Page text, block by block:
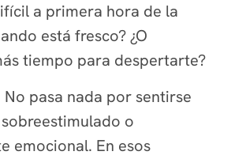
a primera hora de la
está fresco? ¿O
tiempo para despertarte?
No pasa nada por sentirse
o
emocional. En esos